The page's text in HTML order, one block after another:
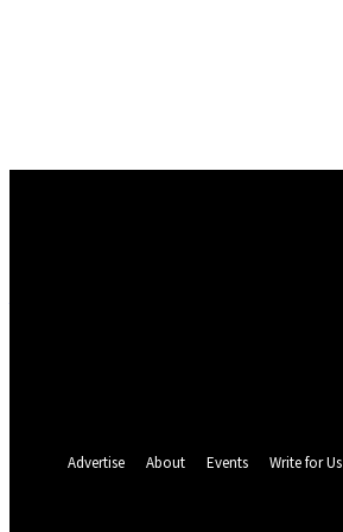
Advertise About Events Write for Us